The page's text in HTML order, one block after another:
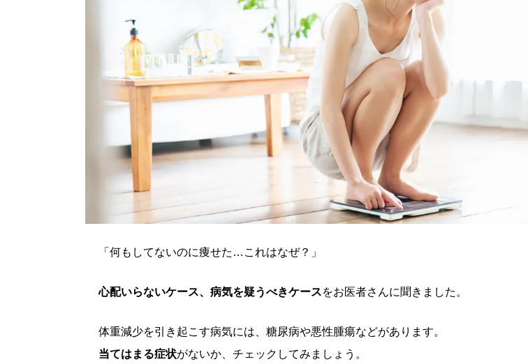
「何もしてないのに痩せた…これはなぜ？」
心配いらないケース、病気を疑うべきケースをお医者さんに聞きました。
体重減少を引き起こす病気には、糖尿病や悪性腫瘍などがあります。
当てはまる症状がないか、チェックしてみましょう。